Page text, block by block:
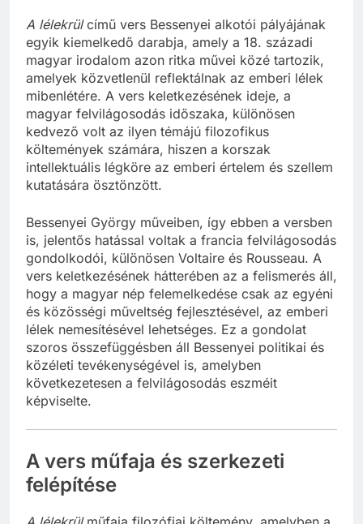
A lélekrülcímű vers Bessenyei alkotói pályájának
egyik kiemelkedő darabja, amely a 18. századi
magyar irodalom azon ritka művei közé tartozik,
amelyek közvetlenül reflektálnak az emberi lélek
mibenlétére. A vers keletkezésének ideje, a
magyar felvilágosodás időszaka, különösen
kedvező volt az ilyen témájú filozofikus
költemények számára, hiszen a korszak
intellektuális légköre az emberi értelem és szellem
kutatására ösztönzött.
Bessenyei György műveiben, így ebben a versben
is, jelentős hatással voltak a francia felvilágosodás
gondolkodói, különösen Voltaire és Rousseau. A
vers keletkezésének hátterében az a felismerés áll,
hogy a magyar nép felemelkedése csak az egyéni
és közösségi műveltség fejlesztésével, az emberi
lélek nemesítésével lehetséges. Ez a gondolat
szoros összefüggésben áll Bessenyei politikai és
közéleti tevékenységével is, amelyben
következetesen a felvilágosodás eszméit
képviselte.
A vers műfaja és szerkezeti
felépítése